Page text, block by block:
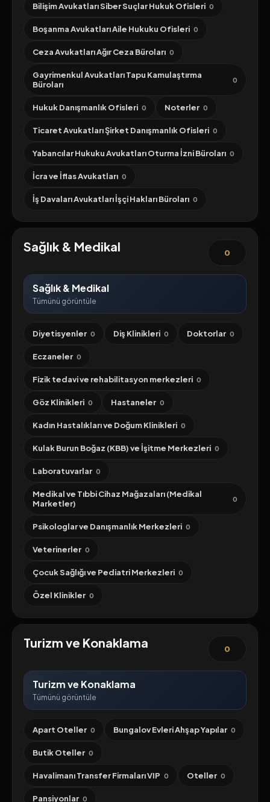
Bilişim Avukatları Siber Suçlar Hukuk Ofisleri 0
Boşanma Avukatları Aile Hukuku Ofisleri 0
Ceza Avukatları Ağır Ceza Büroları 0
Gayrimenkul Avukatları Tapu Kamulaştırma
Büroları
0
Hukuk Danışmanlık Ofisleri 0 Noterler 0
Ticaret Avukatları Şirket Danışmanlık Ofisleri 0
Yabancılar Hukuku Avukatları Oturma İzni Büroları 0
İcra ve İflas Avukatları 0
İş Davaları Avukatları İşçi Hakları Büroları 0
Sağlık & Medikal 0
Sağlık & Medikal
Tümünü görüntüle
Diyetisyenler 0 Diş Klinikleri 0 Doktorlar 0
Eczaneler 0
Fizik tedavi ve rehabilitasyon merkezleri 0
Göz Klinikleri 0 Hastaneler 0
Kadın Hastalıkları ve Doğum Klinikleri 0
Kulak Burun Boğaz (KBB) ve İşitme Merkezleri 0
Laboratuvarlar 0
Medikal ve Tıbbi Cihaz Mağazaları (Medikal
Marketler)
0
Psikologlar ve Danışmanlık Merkezleri 0
Veterinerler 0
Çocuk Sağlığı ve Pediatri Merkezleri 0
Özel Klinikler 0
Turizm ve Konaklama 0
Turizm ve Konaklama
Tümünü görüntüle
Apart Oteller 0 Bungalov Evleri Ahşap Yapılar 0
Butik Oteller 0
Havalimanı Transfer Firmaları VIP 0 Oteller 0
Pansiyonlar 0